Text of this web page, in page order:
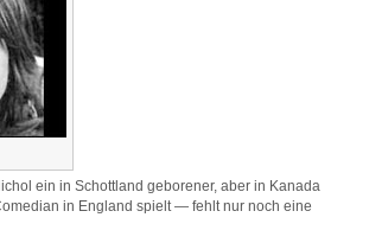
ein in Schottland geborener, aber in Kanada
in England spielt — fehlt nur noch eine